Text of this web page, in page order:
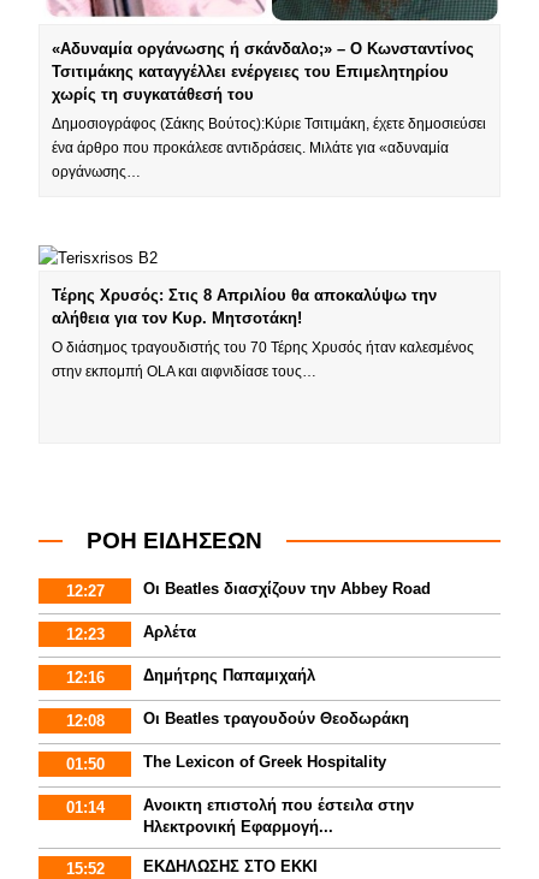
«Αδυναμία οργάνωσης ή σκάνδαλο;» – Ο Κωνσταντίνος
Τσιτιμάκης καταγγέλλει ενέργειες του Επιμελητηρίου
χωρίς τη συγκατάθεσή του
Δημοσιογράφος (Σάκης Βούτος):Κύριε Τσιτιμάκη, έχετε δημοσιεύσει
ένα άρθρο που προκάλεσε αντιδράσεις. Μιλάτε για «αδυναμία
οργάνωσης…
Τέρης Χρυσός: Στις 8 Απριλίου θα αποκαλύψω την
αλήθεια για τον Κυρ. Μητσοτάκη!
Ο διάσημος τραγουδιστής του 70 Τέρης Χρυσός ήταν καλεσμένος
στην εκπομπή OLA και αιφνιδίασε τους…
ΡΟΗ ΕΙΔΗΣΕΩΝ
12:27 Οι Beatles διασχίζουν την Abbey Road
12:23 Αρλέτα
12:16 Δημήτρης Παπαμιχαήλ
12:08 Οι Beatles τραγουδούν Θεοδωράκη
01:50 The Lexicon of Greek Hospitality
01:14
Aνοικτη επιστολή που έστειλα στην
Ηλεκτρονική Εφαρμογή...
15:52 ΕΚΔΗΛΩΣΗΣ ΣΤΟ ΕΚΚΙ